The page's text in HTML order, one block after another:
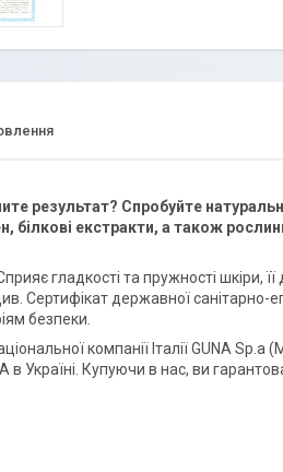
результат? Спробуйте
білкові екстракти, а також
гладкості та пружності шкіри,
державної санітарно-
безпеки.
компанії Італії GUNA Sp.a
Україні. Купуючи в нас, ви